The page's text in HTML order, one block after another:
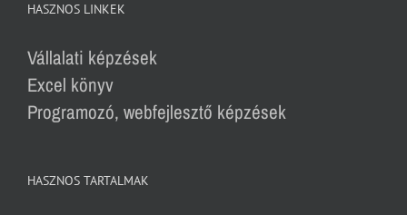
HASZNOS LINKEK
Vállalati képzések
Excel könyv
Programozó, webfejlesztő képzések
HASZNOS TARTALMAK